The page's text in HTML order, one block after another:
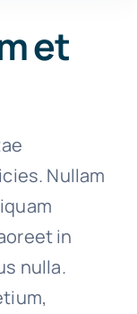
et
Nullam
in
nulla.